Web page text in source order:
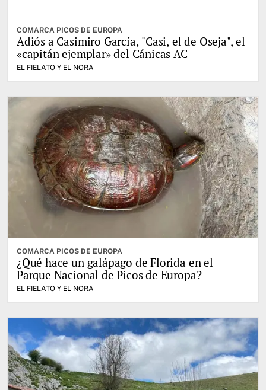
COMARCA PICOS DE EUROPA
Adiós a Casimiro García, "Casi, el de Oseja", el
«capitán ejemplar» del Cánicas AC
EL FIELATO Y EL NORA
COMARCA PICOS DE EUROPA
¿Qué hace un galápago de Florida en el
Parque Nacional de Picos de Europa?
EL FIELATO Y EL NORA